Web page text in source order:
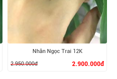
Nhẫn Ngọc Trai 12K
2.950.000đ
2.900.000đ